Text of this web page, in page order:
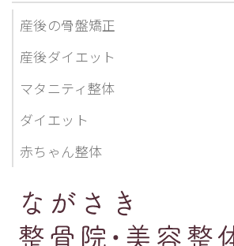
産後の骨盤矯正
産後ダイエット
マタニティ整体
ダイエット
赤ちゃん整体